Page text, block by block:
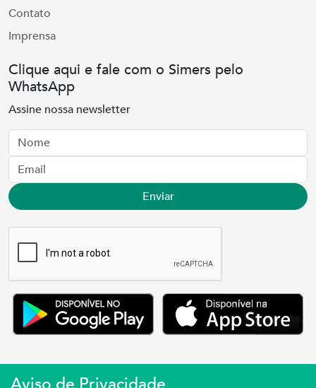
Contato
Imprensa
Clique aqui e fale com o Simers pelo
WhatsApp
Assine nossa newsletter
Nome
Email
Enviar